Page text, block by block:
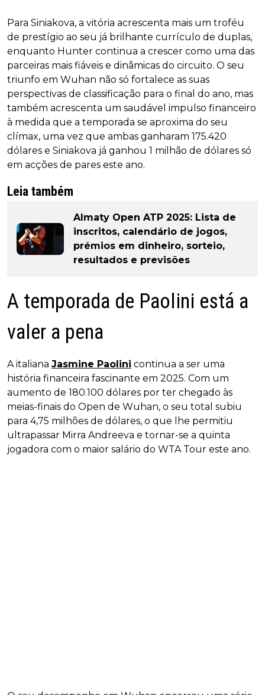
Para Siniakova, a vitória acrescenta mais um troféu
de prestígio ao seu já brilhante currículo de duplas,
enquanto Hunter continua a crescer como uma das
parceiras mais fiáveis e dinâmicas do circuito. O seu
triunfo em Wuhan não só fortalece as suas
perspectivas de classificação para o final do ano, mas
também acrescenta um saudável impulso financeiro
à medida que a temporada se aproxima do seu
clímax, uma vez que ambas ganharam 175.420
dólares e Siniakova já ganhou 1 milhão de dólares só
em acções de pares este ano.
Leia também
Almaty Open ATP 2025: Lista de
inscritos, calendário de jogos,
prémios em dinheiro, sorteio,
resultados e previsões
A temporada de Paolini está a
valer a pena
A italiana Jasmine Paolini continua a ser uma
história financeira fascinante em 2025. Com um
aumento de 180.100 dólares por ter chegado às
meias-finais do Open de Wuhan, o seu total subiu
para 4,75 milhões de dólares, o que lhe permitiu
ultrapassar Mirra Andreeva e tornar-se a quinta
jogadora com o maior salário do WTA Tour este ano.